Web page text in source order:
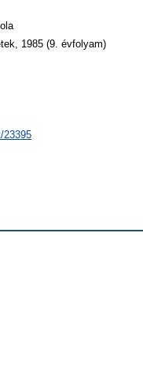
1985 (9. évfolyam)
23395